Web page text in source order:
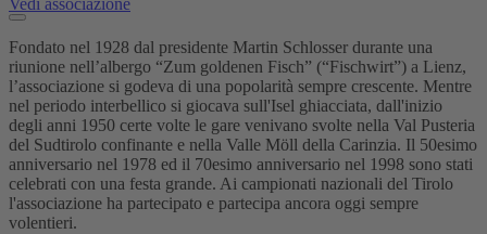
Vedi associazione
Fondato nel 1928 dal presidente Martin Schlosser durante una
riunione nell’albergo “Zum goldenen Fisch” (“Fischwirt”) a Lienz,
l’associazione si godeva di una popolarità sempre crescente. Mentre
nel periodo interbellico si giocava sull'Isel ghiacciata, dall'inizio
degli anni 1950 certe volte le gare venivano svolte nella Val Pusteria
del Sudtirolo confinante e nella Valle Möll della Carinzia. Il 50esimo
anniversario nel 1978 ed il 70esimo anniversario nel 1998 sono stati
celebrati con una festa grande. Ai campionati nazionali del Tirolo
l'associazione ha partecipato e partecipa ancora oggi sempre
volentieri.